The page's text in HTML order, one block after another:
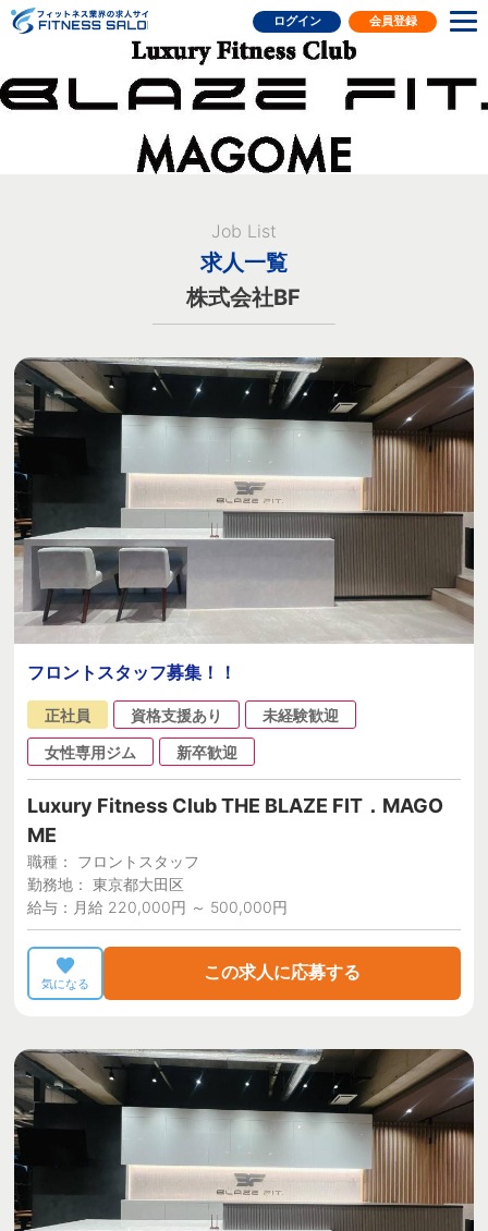
フィットネス業界の求人
ログイン 会員登録
Job List
求人一覧
株式会社BF
フロントスタッフ募集！！
正社員 資格支援あり
未経験歓迎
女性専用ジム
新卒歓迎
Luxury Fitness Club THE BLAZE FIT．MAGO
ME
職種： フロントスタッフ
勤務地： 東京都大田区
給与：月給 220,000円 ～ 500,000円
気になる
この求人に応募する